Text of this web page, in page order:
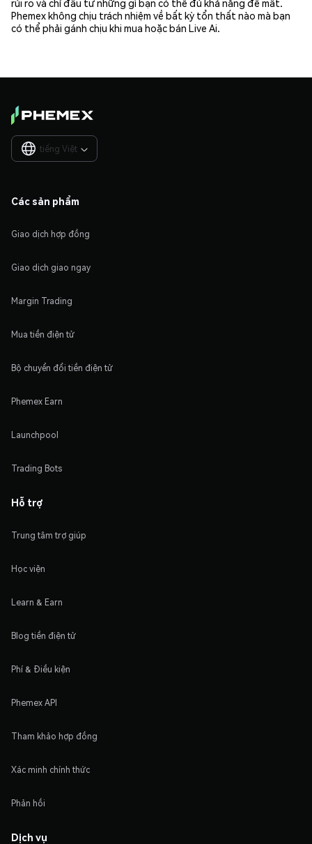
rủi ro và chỉ đầu tư những gì bạn có thể đủ khả năng để mất.
Phemex không chịu trách nhiệm về bất kỳ tổn thất nào mà bạn
có thể phải gánh chịu khi mua hoặc bán Live Ai.
tiếng Việt 
Các sản phẩm
Giao dịch hợp đồng
Giao dịch giao ngay
Margin Trading
Mua tiền điện tử
Bộ chuyển đổi tiền điện tử
Phemex Earn
Launchpool
Trading Bots
Hỗ trợ
Trung tâm trợ giúp
Học viện
Learn & Earn
Blog tiền điện tử
Phí & Điều kiện
Phemex API
Tham khảo hợp đồng
Xác minh chính thức
Phản hồi
Dịch vụ